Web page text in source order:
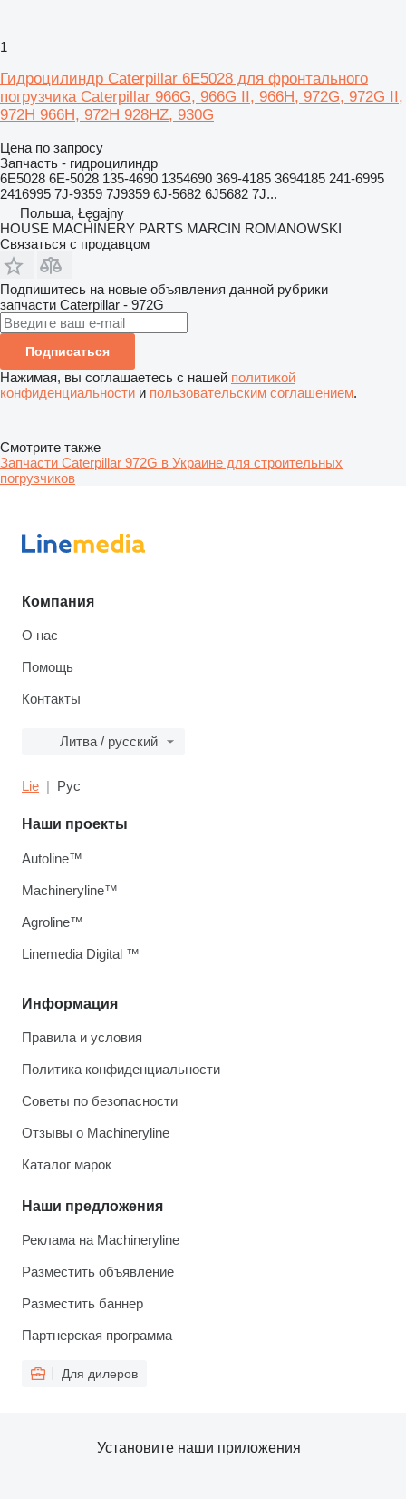
1
Гидроцилиндр Caterpillar 6E5028 для фронтального
погрузчика Caterpillar 966G, 966G II, 966H, 972G, 972G II,
972H 966H, 972H 928HZ, 930G
Цена по запросу
Запчасть - гидроцилиндр
6E5028 6E-5028 135-4690 1354690 369-4185 3694185 241-6995
2416995 7J-9359 7J9359 6J-5682 6J5682 7J...
Польша, Łęgajny
HOUSE MACHINERY PARTS MARCIN ROMANOWSKI
Связаться с продавцом
Подпишитесь на новые объявления данной рубрики
запчасти Caterpillar - 972G
Подписаться
Нажимая, вы соглашаетесь с нашей политикой
конфиденциальности и пользовательским соглашением.
Смотрите также
Запчасти Caterpillar 972G в Украине для строительных
погрузчиков
Компания
О нас
Помощь
Контакты
Литва / русский
Lie Рус
Информация
Правила и условия
Политика конфиденциальности
Советы по безопасности
Отзывы о Machineryline
Каталог марок
Наши предложения
Реклама на Machineryline
Разместить объявление
Разместить баннер
Партнерская программа
Для дилеров
Наши проекты
Autoline™
Machineryline™
Agroline™
Linemedia Digital ™
Установите наши приложения